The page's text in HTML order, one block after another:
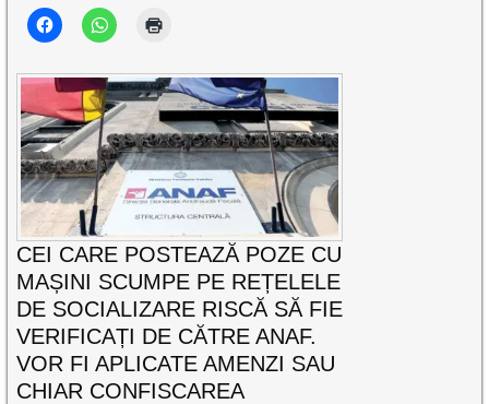
CEI CARE POSTEAZĂ POZE CU
MAȘINI SCUMPE PE REȚELELE
DE SOCIALIZARE RISCĂ SĂ FIE
VERIFICAȚI DE CĂTRE ANAF.
VOR FI APLICATE AMENZI SAU
CHIAR CONFISCAREA